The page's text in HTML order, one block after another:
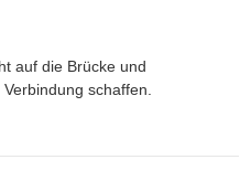
auf die Brücke und
schaffen.